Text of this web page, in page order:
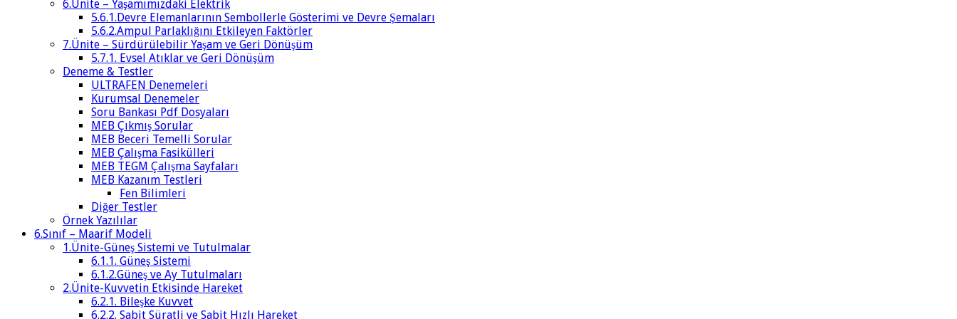
6.Ünite – Yaşamımızdaki Elektrik
5.6.1.Devre Elemanlarının Sembollerle Gösterimi ve Devre Şemaları
5.6.2.Ampul Parlaklığını Etkileyen Faktörler
7.Ünite – Sürdürülebilir Yaşam ve Geri Dönüşüm
5.7.1. Evsel Atıklar ve Geri Dönüşüm
Deneme & Testler
ULTRAFEN Denemeleri
Kurumsal Denemeler
Soru Bankası Pdf Dosyaları
MEB Çıkmış Sorular
MEB Beceri Temelli Sorular
MEB Çalışma Fasikülleri
MEB TEGM Çalışma Sayfaları
MEB Kazanım Testleri
Fen Bilimleri
Diğer Testler
Örnek Yazılılar
6.Sınıf – Maarif Modeli
1.Ünite-Güneş Sistemi ve Tutulmalar
6.1.1. Güneş Sistemi
6.1.2.Güneş ve Ay Tutulmaları
2.Ünite-Kuvvetin Etkisinde Hareket
6.2.1. Bileşke Kuvvet
6.2.2. Sabit Süratli ve Sabit Hızlı Hareket